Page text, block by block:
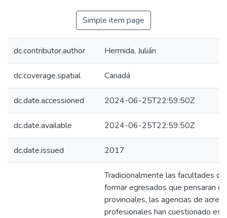
Simple item page
dc.contributor.author Hermida, Julián
dc.coverage.spatial Canadá
dc.date.accessioned 2024-06-25T22:59:50Z
dc.date.available 2024-06-25T22:59:50Z
dc.date.issued 2017
Tradicionalmente las facultades
formar egresados que pensaran
provinciales, las agencias de
profesionales han cuestionado